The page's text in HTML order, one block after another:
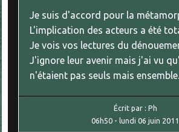
Je suis d'accord pour la
L'implication des acteurs a été
Je vois vos lectures du
J'ignore leur avenir mais j'ai vu
n'étaient pas seuls mais ensemble.
Écrit par : Ph
06h50 -lundi 06 juin 2011